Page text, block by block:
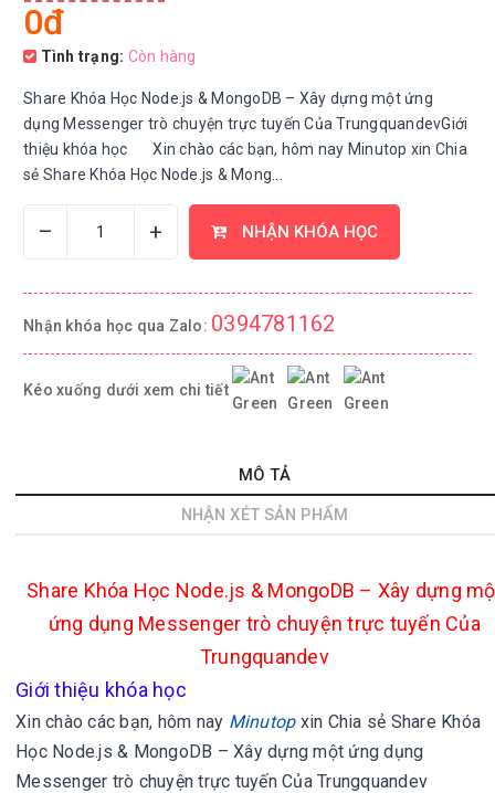
0đ
Tình trạng: Còn hàng
Share Khóa Học Node.js & MongoDB – Xây dựng một ứng
dụng Messenger trò chuyện trực tuyến Của TrungquandevGiới
thiệu khóa học Xin chào các bạn, hôm nay Minutop xin Chia
sẻ Share Khóa Học Node.js & Mong...
– + NHẬN KHÓA HỌC
Nhận khóa học qua Zalo: 0394781162
Kéo xuống dưới xem chi tiết
MÔ TẢ
NHẬN XÉT SẢN PHẨM
Share Khóa Học Node.js & MongoDB – Xây dựng
ứng dụng Messenger trò chuyện trực tuyến Của
Trungquandev
Giới thiệu khóa học
Xin chào các bạn, hôm nay Minutop xin Chia sẻ Share Khóa
Học Node.js & MongoDB – Xây dựng một ứng dụng
Messenger trò chuyện trực tuyến Của Trungquandev